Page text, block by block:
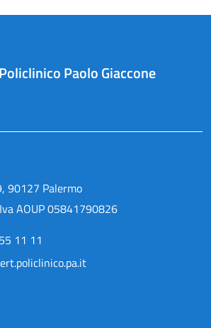
Policlinico Paolo Giaccone
90127 Palermo
AOUP 05841790826
11 11